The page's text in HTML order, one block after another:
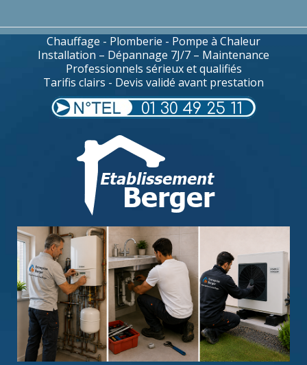
Chauffage - Plomberie - Pompe à Chaleur
Installation – Dépannage 7J/7 – Maintenance
Professionnels sérieux et qualifiés
Tarifis clairs - Devis validé avant prestation
01 30 49 25 11